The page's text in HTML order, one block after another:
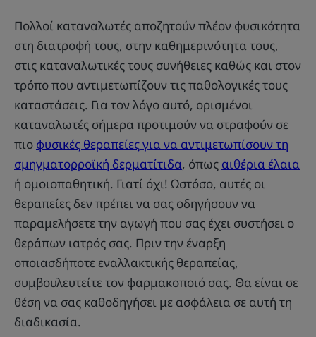
Πολλοί καταναλωτές αποζητούν πλέον φυσικότητα
στη διατροφή τους, στην καθημερινότητα τους,
στις καταναλωτικές τους συνήθειες καθώς και στον
τρόπο που αντιμετωπίζουν τις παθολογικές τους
καταστάσεις. Για τον λόγο αυτό, ορισμένοι
καταναλωτές σήμερα προτιμούν να στραφούν σε
πιο φυσικές θεραπείες για να αντιμετωπίσουν τη
σμηγματορροϊκή δερματίτιδα, όπως αιθέρια έλαια
ή ομοιοπαθητική. Γιατί όχι! Ωστόσο, αυτές οι
θεραπείες δεν πρέπει να σας οδηγήσουν να
παραμελήσετε την αγωγή που σας έχει συστήσει ο
θεράπων ιατρός σας. Πριν την έναρξη
οποιασδήποτε εναλλακτικής θεραπείας,
συμβουλευτείτε τον φαρμακοποιό σας. Θα είναι σε
θέση να σας καθοδηγήσει με ασφάλεια σε αυτή τη
διαδικασία.